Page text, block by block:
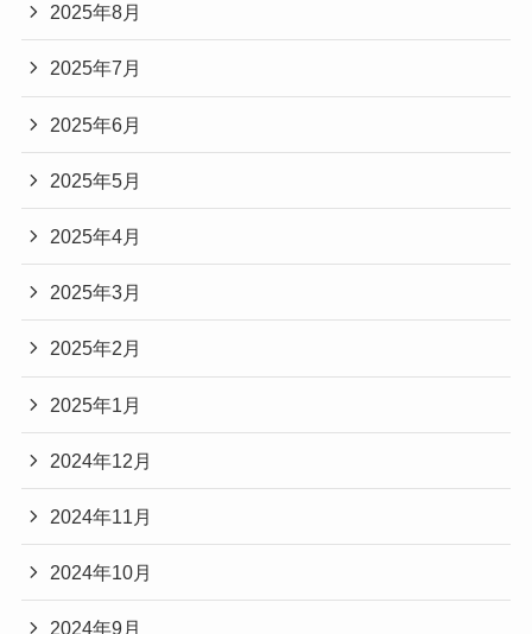
2025年8月
2025年7月
2025年6月
2025年5月
2025年4月
2025年3月
2025年2月
2025年1月
2024年12月
2024年11月
2024年10月
2024年9月